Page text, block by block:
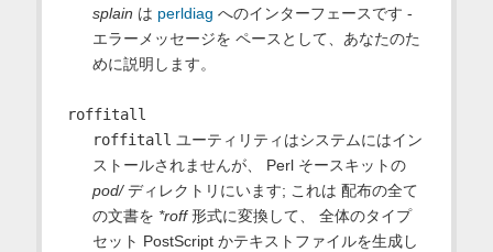
splain は perldiag へのインターフェースです -
エラーメッセージを ペースとして、あなたのた
めに説明します。
roffitall
roffitall ユーティリティはシステムにはイン
ストールされませんが、 Perl そースキットの
pod/ディレクトリにいます; これは 配布の全て
の文書を *roff形式に変換して、 全体のタイプ
セット PostScript かテキストファイルを生成し